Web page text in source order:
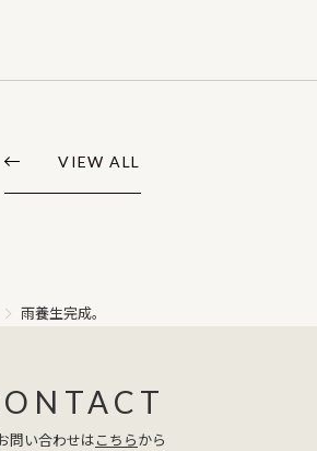
VIEW ALL
雨養生完成。
問い合わせはこちらから